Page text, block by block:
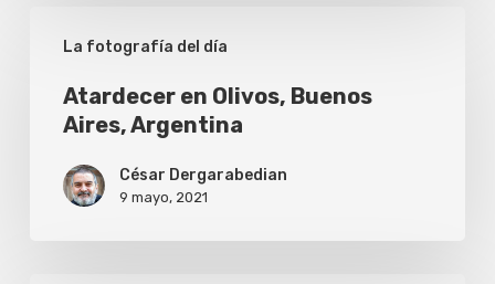
La fotografía del día
Olivos,
Buenos
Aires,
Argentina
Atardecer en Olivos, Buenos
Aires, Argentina
César Dergarabedian
9 mayo, 2021